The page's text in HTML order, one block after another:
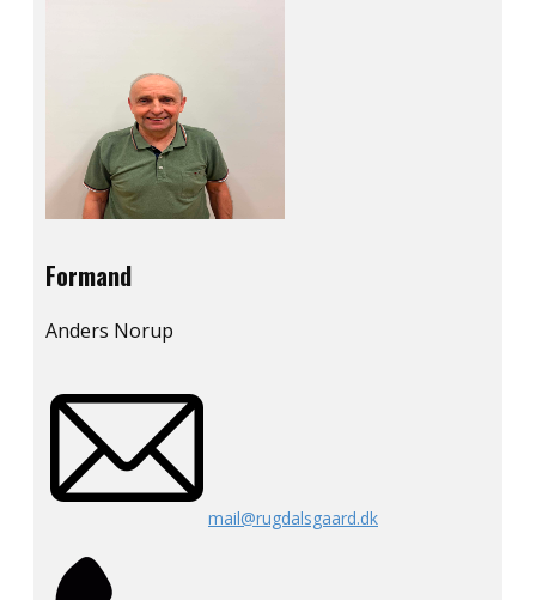
Formand
Anders Norup
mail@rugdalsgaard.dk